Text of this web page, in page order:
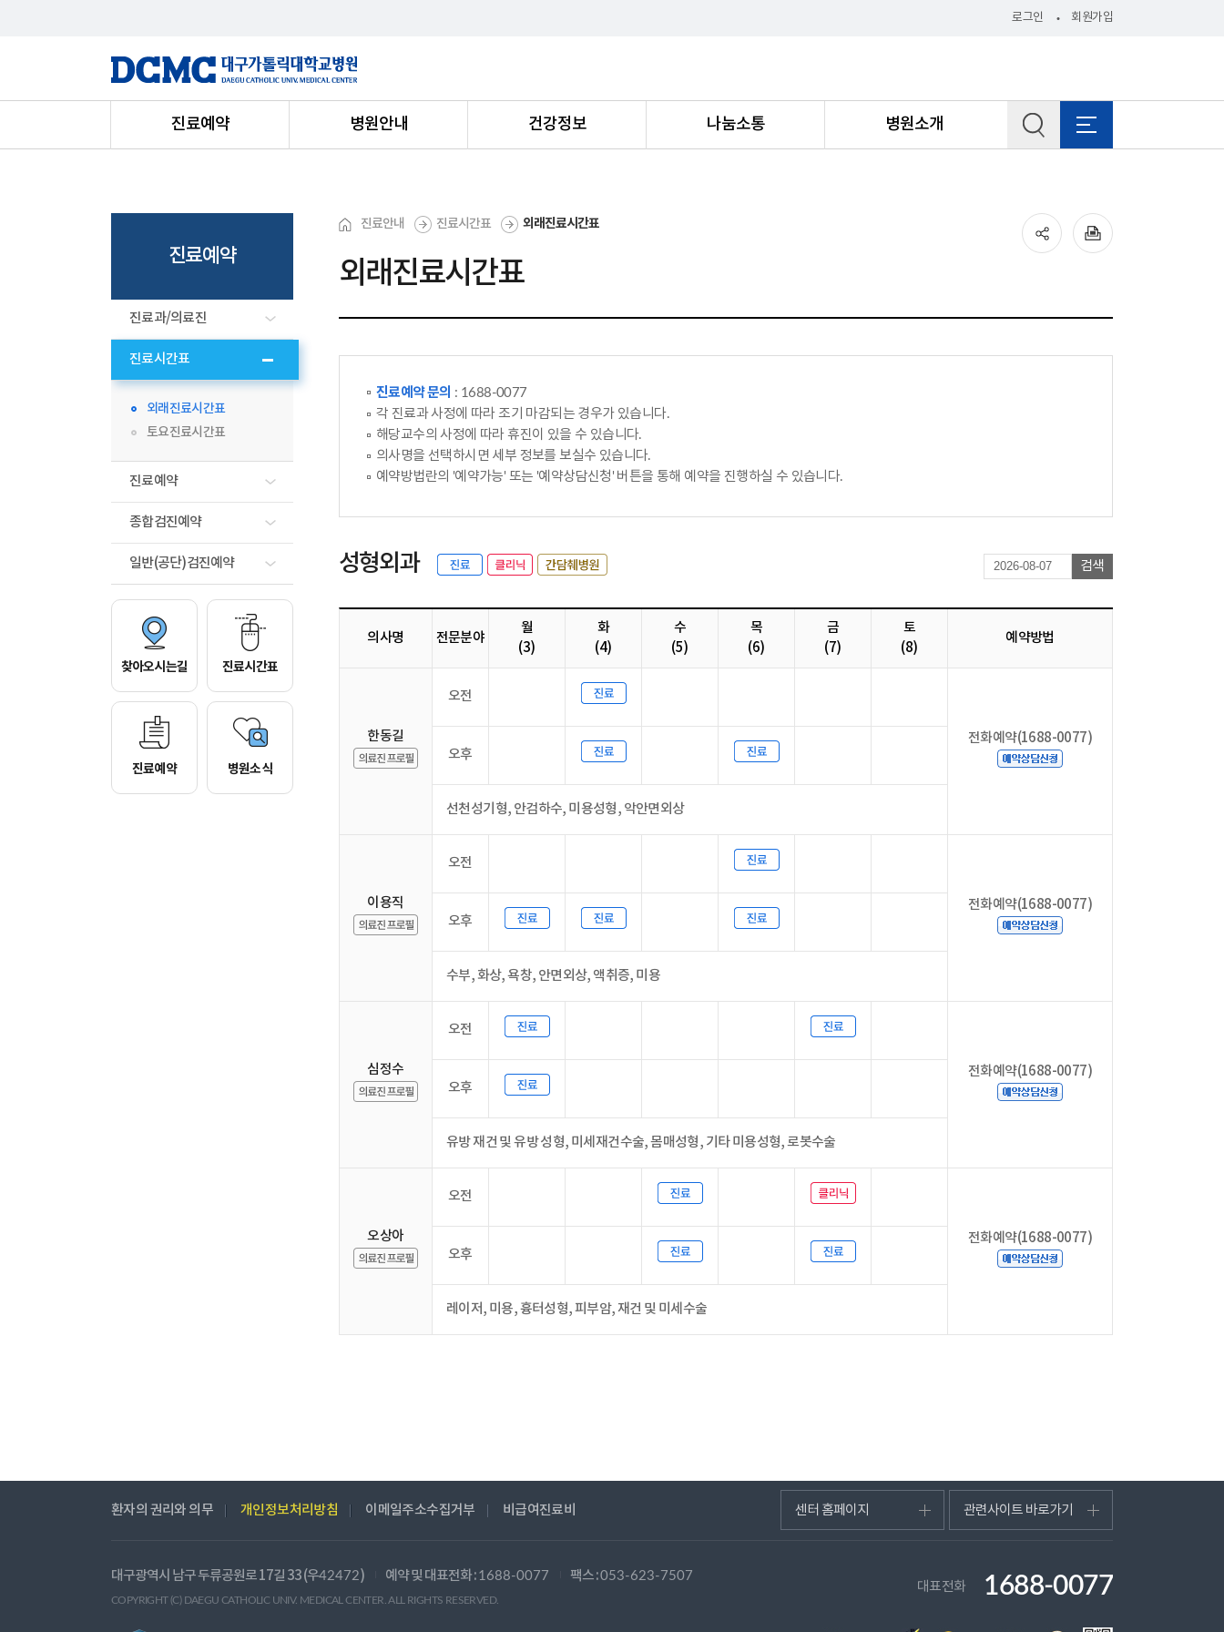
로그인 회원가입
진료예약 병원안내 건강정보 나눔소통 병원소개
진료예약
진료과/의료진
진료시간표
외래진료시간표
토요진료시간표
진료예약
종합검진예약
일반(공단)검진예약
찾아오시는길 진료시간표
진료예약 병원소식
외래진료시간표
진료안내 진료시간표 외래진료시간표
진료예약 문의 : 1688-0077
각 진료과 사정에 따라 조기 마감되는 경우가 있습니다.
해당교수의 사정에 따라 휴진이 있을 수 있습니다.
의사명을 선택하시면 세부 정보를 보실수 있습니다.
예약방법란의 '예약가능' 또는 '예약상담신청' 버튼을 통해 예약을 진행하실 수 있습니다.
성형외과 검색
의사명 전문분야
월
(3)
화
(4)
수
(5)
목
(6)
금
(7)
토
(8)
예약방법
한동길
오전
전화예약(1688-0077)
오후
선천성기형, 안검하수, 미용성형, 악안면외상
이용직
오전
전화예약(1688-0077)
오후
수부, 화상, 욕창, 안면외상, 액취증, 미용
심정수
오전
전화예약(1688-0077)
오후
유방 재건 및 유방 성형, 미세재건수술, 몸매성형, 기타 미용성형, 로봇수술
오상아
오전
전화예약(1688-0077)
오후
레이저, 미용, 흉터성형, 피부암, 재건 및 미세수술
환자의 권리와 의무 개인정보처리방침 이메일주소수집거부 비급여진료비 센터 홈페이지 관련사이트 바로가기
대구광역시 남구 두류공원로 17길 33 (우42472 ) 예약 및 대표전화 : 1688-0077 팩스 :053-623-7507
COPYRIGHT (C) DAEGU CATHOLIC UNIV. MEDICAL CENTER. ALL RIGHTS RESERVED.
대표전화 1688-0077